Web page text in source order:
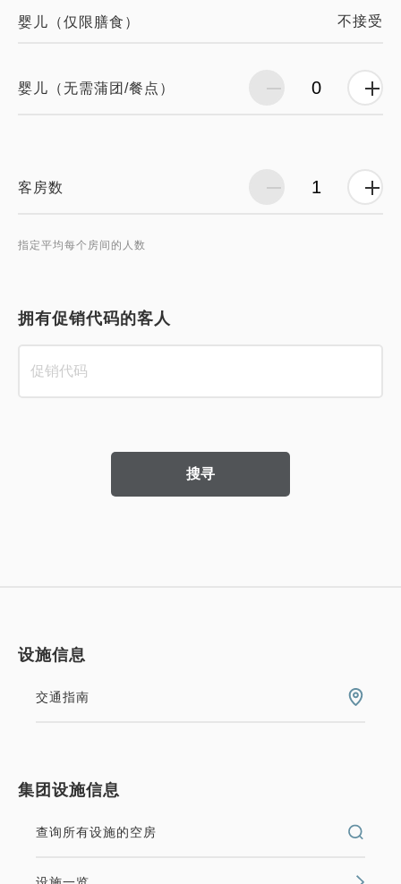
婴儿（仅限膳食） 不接受
婴儿（无需蒲团/餐点）
客房数
指定平均每个房间的人数
拥有促销代码的客人
搜寻
设施信息
交通指南
集团设施信息
查询所有设施的空房